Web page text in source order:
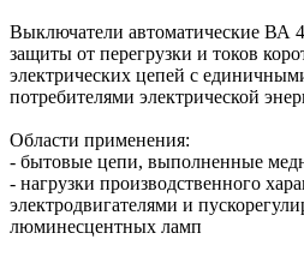
Выключатели автоматические ВА
защиты от перегрузки и токов
электрических цепей с
потребителями электрической
Области применения:
- бытовые цепи, выполненные
- нагрузки производственного
электродвигателями и
люминесцентных ламп